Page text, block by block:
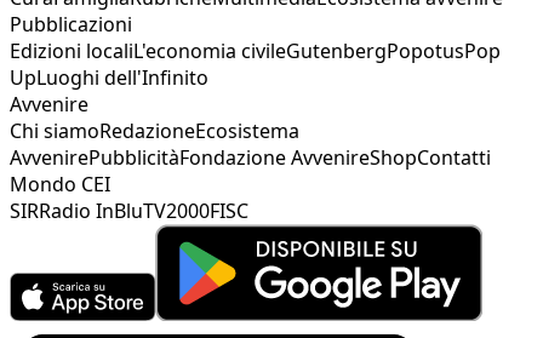
Pubblicazioni
Edizioni localiL'economia civileGutenbergPopotusPop
UpLuoghi dell'Infinito
Avvenire
Chi siamoRedazioneEcosistema
AvvenirePubblicitàFondazione AvvenireShopContatti
Mondo CEI
SIRRadio InBluTV2000FISC